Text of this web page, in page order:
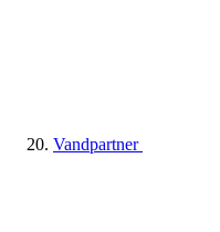
Vandpartner